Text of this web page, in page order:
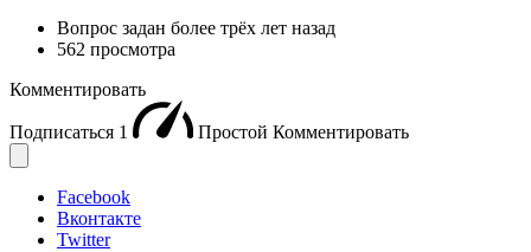
Вопрос задан более трёх лет назад
562 просмотра
Комментировать
Подписаться 1 Простой Комментировать
Facebook
Вконтакте
Twitter